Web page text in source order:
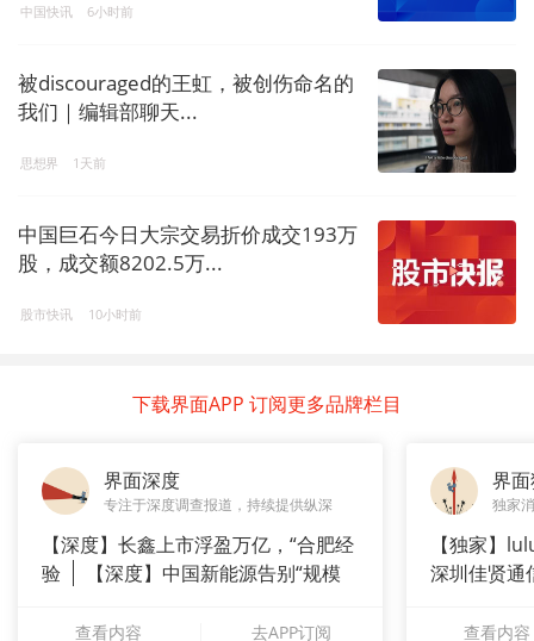
中国快讯 6小时前
被discouraged的王虹，被创伤命名的
我们｜编辑部聊天...
思想界 1天前
中国巨石今日大宗交易折价成交193万
股，成交额8202.5万...
股市快讯 10小时前
下载界面APP 订阅更多品牌栏目
界面深度
专注于深度调查报道，持续提供纵深
【深度】长鑫上市浮盈万亿，“合肥经
验
【深度】中国新能源告别“规模
查看内容 去APP订阅
界
独家
【独家】
深圳佳贤通
查看内容